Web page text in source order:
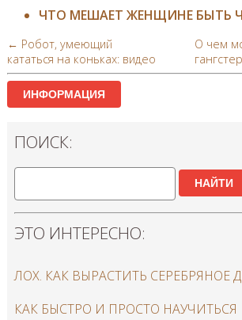
ЧТО МЕШАЕТ ЖЕНЩИНЕ БЫТЬ
← Робот, умеющий
кататься на коньках: видео
О чем
ИНФОРМАЦИЯ
ПОИСК:
НАЙТИ
ЭТО ИНТЕРЕСНО:
ЛОХ. КАК ВЫРАСТИТЬ СЕРЕБРЯНОЕ
КАК БЫСТРО И ПРОСТО НАУЧИТЬСЯ